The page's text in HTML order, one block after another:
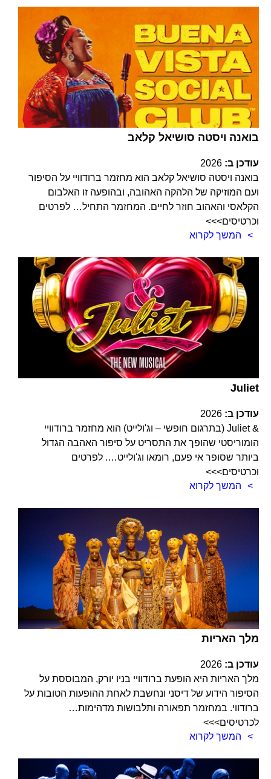
בואנה ויסטה סושיאל קלאב
עודכן ב: 2026
בואנה ויסטה סושיאל קלאב הוא מחזמר ברודוויי על הסיפור
ועם המוזיקה של הלהקה האהובה, ובהופעה זו האלבום
הקלאסי והאהוב חוזר לחיים. המחזמר התחיל… לפרטים
וכרטיסים>>>
המשך לקרוא
Juliet
עודכן ב: 2026
& Juliet (בתרגום חופשי – וג'ולייט) הוא מחזמר ברודוויי
הומוריסטי שהופך את התסריט על סיפור האהבה הגדול
ביותר שסופר אי פעם, רומאו וג'ולייט…. לפרטים
וכרטיסים>>>
המשך לקרוא
מלך האריות
עודכן ב: 2026
מלך האריות היא הופעת ברודוויי בניו יורק, המבוססת על
הסיפור הידוע של דיסני ונחשבת לאחת ההופעות הטובות על
ברודווי. במחזמר תפאורה ותלבושות מדהימות…
לכרטיסים>>>
המשך לקרוא